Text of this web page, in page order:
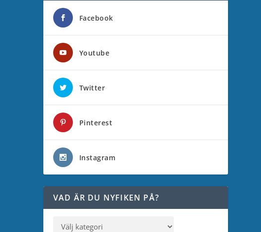
Facebook
Youtube
Twitter
Pinterest
Instagram
VAD ÄR DU NYFIKEN PÅ?